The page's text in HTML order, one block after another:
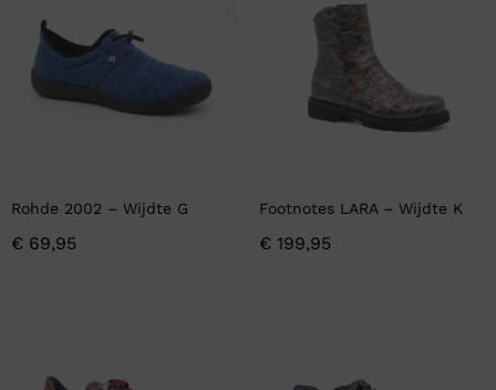
Rohde 2002 – Wijdte G
€ 69,95
Footnotes LARA – Wijdte K
€ 199,95